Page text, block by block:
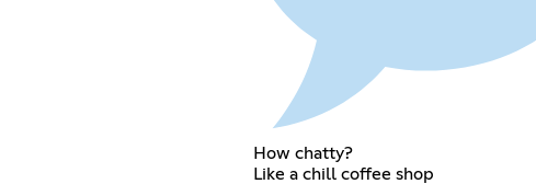
How chatty?
Like a chill coffee shop